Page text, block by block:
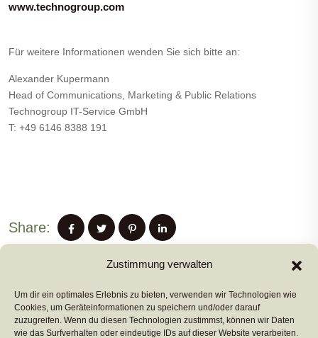
Zustimmung verwalten
Um dir ein optimales Erlebnis zu bieten, verwenden wir Technologien wie
Cookies, um Geräteinformationen zu speichern und/oder darauf
zuzugreifen. Wenn du diesen Technologien zustimmst, können wir Daten
wie das Surfverhalten oder eindeutige IDs auf dieser Website verarbeiten.
www.technogroup.com
Für weitere Informationen wenden Sie sich bitte an:
Alexander Kupermann
Head of Communications, Marketing & Public Relations
Technogroup IT-Service GmbH
T: +49 6146 8388 191
Share:
PREVIUS POST